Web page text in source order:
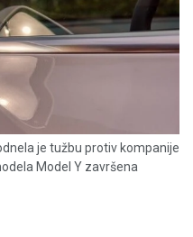
je tužbu protiv kompanije
Model Y završena